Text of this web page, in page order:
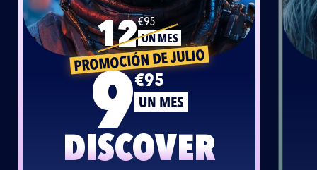
12€95
UN MES
PROMOCIÓN DE JULIO
9€95
UN MES
DISCOVER